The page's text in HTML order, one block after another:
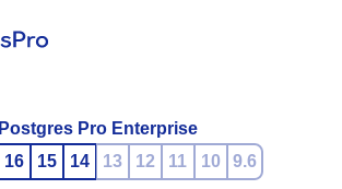
Postgres Pro Enterprise
16 15 14 13 12 11 10 9.6